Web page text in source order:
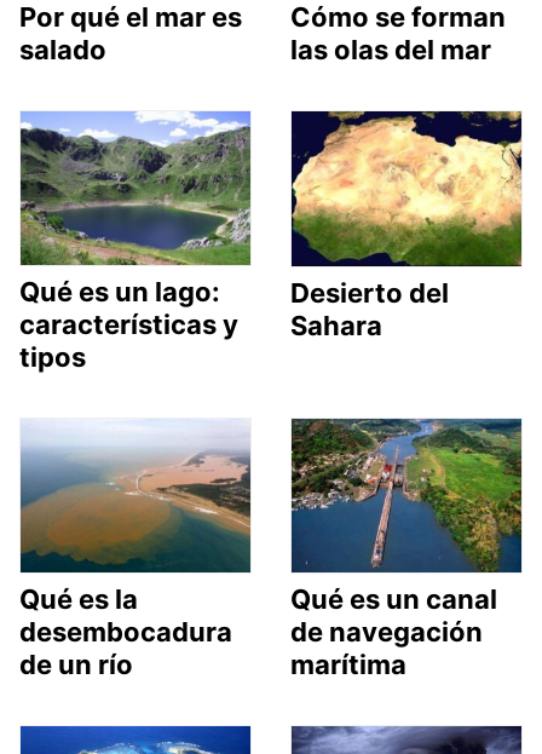
Por qué el mar es
salado
Cómo se forman
las olas del mar
Qué es un lago:
características y
tipos
Desierto del
Sahara
Qué es la
desembocadura
de un río
Qué es un canal
de navegación
marítima